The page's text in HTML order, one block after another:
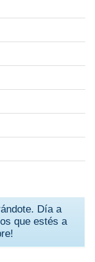
Día a
que estés a